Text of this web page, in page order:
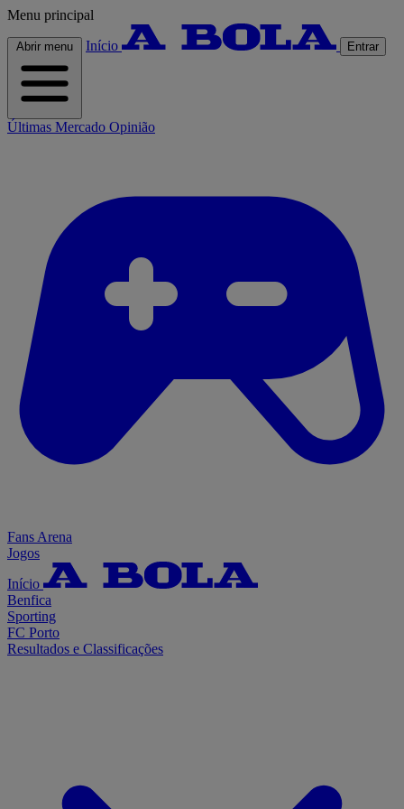
Menu principal
Abrir menu Início Entrar
Últimas Mercado Opinião
Fans Arena
Jogos
Início
Benfica
Sporting
FC Porto
Resultados e Classificações